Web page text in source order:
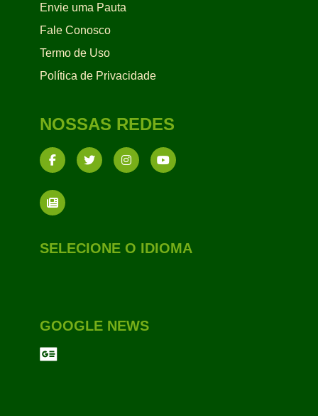
Envie uma Pauta
Fale Conosco
Termo de Uso
Política de Privacidade
NOSSAS REDES
SELECIONE O IDIOMA
GOOGLE NEWS